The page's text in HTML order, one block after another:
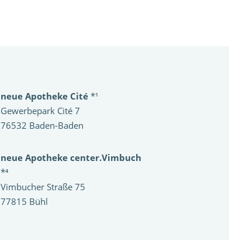
neue Apotheke Cité *¹
Gewerbepark Cité 7
76532 Baden-Baden
neue Apotheke center.Vimbuch
*⁴
Vimbucher Straße 75
77815 Bühl